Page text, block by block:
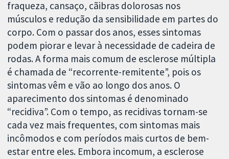
fraqueza, cansaço, cãibras dolorosas nos
músculos e redução da sensibilidade em partes do
corpo. Com o passar dos anos, esses sintomas
podem piorar e levar à necessidade de cadeira de
rodas. A forma mais comum de esclerose múltipla
é chamada de “recorrente-remitente”, pois os
sintomas vêm e vão ao longo dos anos. O
aparecimento dos sintomas é denominado
“recidiva”. Com o tempo, as recidivas tornam-se
cada vez mais frequentes, com sintomas mais
incômodos e com períodos mais curtos de bem-
estar entre eles. Embora incomum, a esclerose